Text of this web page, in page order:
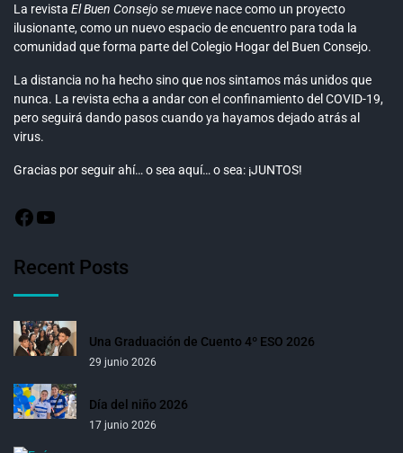
La revista El Buen Consejo se mueve nace como un proyecto
ilusionante, como un nuevo espacio de encuentro para toda la
comunidad que forma parte del Colegio Hogar del Buen Consejo.
La distancia no ha hecho sino que nos sintamos más unidos que
nunca. La revista echa a andar con el confinamiento del COVID-19,
pero seguirá dando pasos cuando ya hayamos dejado atrás al
virus.
Gracias por seguir ahí… o sea aquí… o sea: ¡JUNTOS!
Recent Posts
Una Graduación de Cuento 4º ESO 2026
29 junio 2026
Día del niño 2026
17 junio 2026